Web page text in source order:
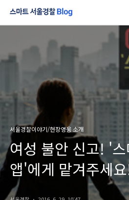
서울경찰이야기/현장영웅 소개
여성 불안 신고! '
앱'에게 맡겨주세